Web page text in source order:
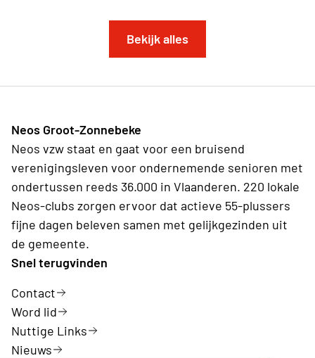
Bekijk alles
Neos Groot-Zonnebeke
Neos vzw staat en gaat voor een bruisend
verenigingsleven voor ondernemende senioren met
ondertussen reeds 36.000 in Vlaanderen. 220 lokale
Neos-clubs zorgen ervoor dat actieve 55-plussers
fijne dagen beleven samen met gelijkgezinden uit
de gemeente.
Snel terugvinden
Contact
Word lid
Nuttige Links
Nieuws